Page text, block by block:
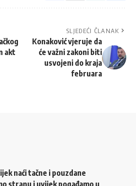
akt
SLJEDEĆI ČLANAK
Konaković vjeruje da
će važni zakoni biti
usvojeni do kraja
februara
naći tačne i pouzdane